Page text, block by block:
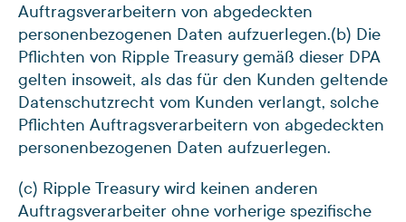
Auftragsverarbeitern von abgedeckten
personenbezogenen Daten aufzuerlegen.(b) Die
Pflichten von Ripple Treasury gemäß dieser DPA
gelten insoweit, als das für den Kunden geltende
Datenschutzrecht vom Kunden verlangt, solche
Pflichten Auftragsverarbeitern von abgedeckten
personenbezogenen Daten aufzuerlegen.
(c) Ripple Treasury wird keinen anderen
Auftragsverarbeiter ohne vorherige spezifische